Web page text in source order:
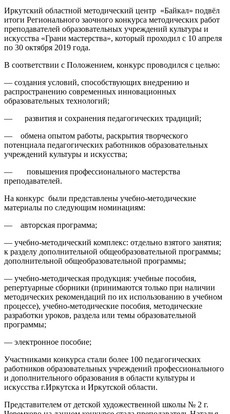
Иркутский областной методический центр «Байкал» подвёл
итоги Регионального заочного конкурса методических работ
преподавателей образовательных учреждений культуры и
искусства «Грани мастерства», который проходил с 10 апреля
по 30 октября 2019 года.
В соответствии с Положением, конкурс проводился с целью:
— создания условий, способствующих внедрению и
распространению современных инновационных
образовательных технологий;
— развития и сохранения педагогических традиций;
— обмена опытом работы, раскрытия творческого
потенциала педагогических работников образовательных
учреждений культуры и искусства;
— повышения профессионального мастерства
преподавателей.
На конкурс были представлены учебно-методические
материалы по следующим номинациям:
— авторская программа;
— учебно-методический комплекс: отдельно взятого занятия;
к разделу дополнительной общеобразовательной программы;
дополнительной общеобразовательной программы;
— учебно-методическая продукция: учебные пособия,
репертуарные сборники (принимаются только при наличии
методических рекомендаций по их использованию в учебном
процессе), учебно-методические пособия, методические
разработки уроков, раздела или темы образовательной
программы;
— электронное пособие;
Участниками конкурса стали более 100 педагогических
работников образовательных учреждений профессионального
и дополнительного образования в области культуры и
искусства г.Иркутска и Иркутской области.
Представителем от детской художественной школы № 2 г.